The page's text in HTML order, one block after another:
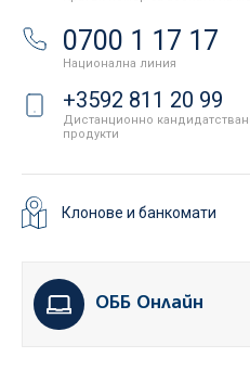
0700 1 17 17
Национална линия
+3592 811 20 99
Дистанционно
продукти
Клонове и банкомати
ОББ Онлайн